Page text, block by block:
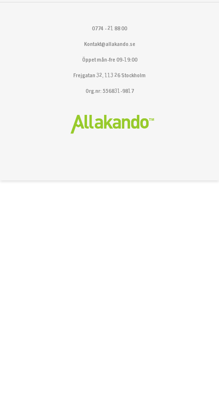
Kontakt@allakando.se
0774 - 21 88 00
Öppet mån-fre 09-19:00
Frejgatan 32, 113 26 Stockholm
Org.nr: 556831-9817